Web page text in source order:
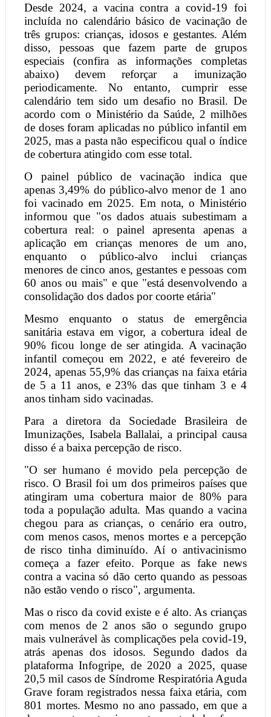
Desde 2024, a vacina contra a covid-19 foi
incluída no calendário básico de vacinação de
três grupos: crianças, idosos e gestantes. Além
disso, pessoas que fazem parte de grupos
especiais (confira as informações completas
abaixo) devem reforçar a imunização
periodicamente. No entanto, cumprir esse
calendário tem sido um desafio no Brasil. De
acordo com o Ministério da Saúde, 2 milhões
de doses foram aplicadas no público infantil em
2025, mas a pasta não especificou qual o índice
de cobertura atingido com esse total.
O painel público de vacinação indica que
apenas 3,49% do público-alvo menor de 1 ano
foi vacinado em 2025. Em nota, o Ministério
informou que "os dados atuais subestimam a
cobertura real: o painel apresenta apenas a
aplicação em crianças menores de um ano,
enquanto o público-alvo inclui crianças
menores de cinco anos, gestantes e pessoas com
60 anos ou mais" e que "está desenvolvendo a
consolidação dos dados por coorte etária"
Mesmo enquanto o status de emergência
sanitária estava em vigor, a cobertura ideal de
90% ficou longe de ser atingida. A vacinação
infantil começou em 2022, e até fevereiro de
2024, apenas 55,9% das crianças na faixa etária
de 5 a 11 anos, e 23% das que tinham 3 e 4
anos tinham sido vacinadas.
Para a diretora da Sociedade Brasileira de
Imunizações, Isabela Ballalai, a principal causa
disso é a baixa percepção de risco.
"O ser humano é movido pela percepção de
risco. O Brasil foi um dos primeiros países que
atingiram uma cobertura maior de 80% para
toda a população adulta. Mas quando a vacina
chegou para as crianças, o cenário era outro,
com menos casos, menos mortes e a percepção
de risco tinha diminuído. Aí o antivacinismo
começa a fazer efeito. Porque as fake news
contra a vacina só dão certo quando as pessoas
não estão vendo o risco", argumenta.
Mas o risco da covid existe e é alto. As crianças
com menos de 2 anos são o segundo grupo
mais vulnerável às complicações pela covid-19,
atrás apenas dos idosos. Segundo dados da
plataforma Infogripe, de 2020 a 2025, quase
20,5 mil casos de Síndrome Respiratória Aguda
Grave foram registrados nessa faixa etária, com
801 mortes. Mesmo no ano passado, em que a